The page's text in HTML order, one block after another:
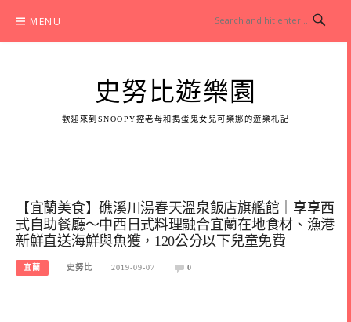
content
MENU
史努比遊樂園
歡迎來到SNOOPY控老母和搗蛋鬼女兒可樂娜的遊樂札記
【宜蘭美食】礁溪川湯春天溫泉飯店旗艦館｜享享西
式自助餐廳～中西日式料理融合宜蘭在地食材、漁港
新鮮直送海鮮與魚獲，120公分以下兒童免費
宜蘭 史努比 2019-09-07 0